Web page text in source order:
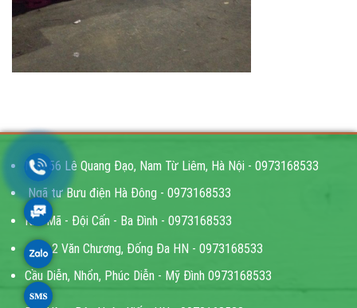
Ngõ 56 Lê Quang Đạo, Nam Từ Liêm, Hà Nội - 0973168533
Ngã tư Bưu điện Hà Đông - 0973168533
Kim Mã - Đội Cấn - Ba Đình - 0973168533
Ngõ 2 Văn Chương, Đống Đa HN - 0973168533
Cầu Diễn, Nhổn, Phúc Diễn - Mỹ Đình 0973168533